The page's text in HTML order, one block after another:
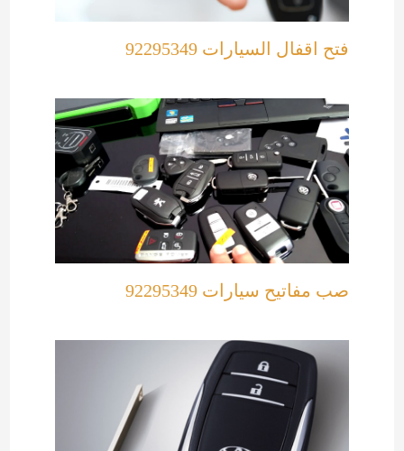
فتح اقفال السيارات 92295349
صب مفاتيح سيارات 92295349